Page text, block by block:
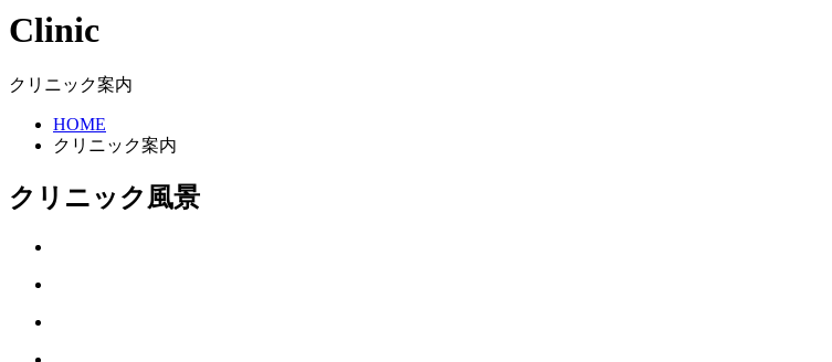
Clinic
クリニック案内
HOME
クリニック案内
クリニック風景